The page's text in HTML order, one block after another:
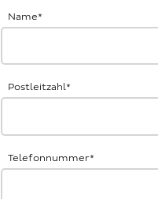
Name*
Postleitzahl*
Telefonnummer*